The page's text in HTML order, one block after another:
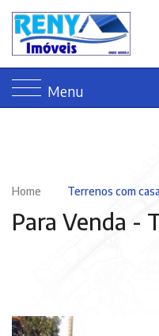
Menu
Home Terrenos com
Para Venda -